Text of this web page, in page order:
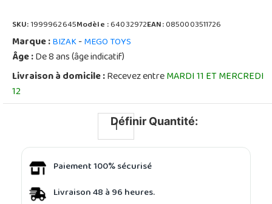
SKU:1999962645Modèle :64032972EAN:0850003511726
Marque :BIZAK-MEGO TOYS
Âge :De 8 ans (âge indicatif)
Livraison à domicile :Recevez entreMARDI 11 ET MERCREDI
12
Définir Quantité:
Paiement 100% sécurisé
Livraison 48 à 96 heures.